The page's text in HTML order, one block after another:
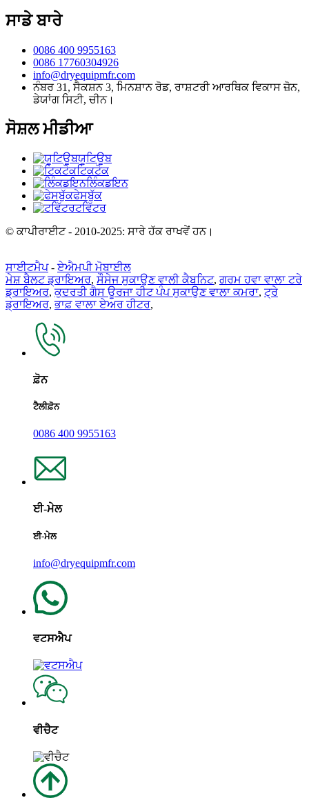
ਸਾਡੇ ਬਾਰੇ
0086 400 9955163
0086 17760304926
info@dryequipmfr.com
ਨੰਬਰ 31, ਸੈਕਸ਼ਨ 3, ਮਿਨਸ਼ਾਨ ਰੋਡ, ਰਾਸ਼ਟਰੀ ਆਰਥਿਕ ਵਿਕਾਸ ਜ਼ੋਨ,
ਡੇਯਾਂਗ ਸਿਟੀ, ਚੀਨ।
ਸੋਸ਼ਲ ਮੀਡੀਆ
ਯੂਟਿਊਬ
ਟਿਕਟੋਕ
ਲਿੰਕਡਇਨ
ਫੇਸਬੁੱਕ
ਟਵਿੱਟਰ
© ਕਾਪੀਰਾਈਟ - 2010-2025: ਸਾਰੇ ਹੱਕ ਰਾਖਵੇਂ ਹਨ।
ਸਾਈਟਮੈਪ-ਏਐਮਪੀ ਮੋਬਾਈਲ
ਮੇਸ਼ ਬੈਲਟ ਡ੍ਰਾਇਅਰ, ਸੌਸੇਜ ਸੁਕਾਉਣ ਵਾਲੀ ਕੈਬਨਿਟ, ਗਰਮ ਹਵਾ ਵਾਲਾ ਟਰੇ
ਡ੍ਰਾਇਅਰ,ਕੁਦਰਤੀ ਗੈਸ ਊਰਜਾ ਹੀਟ ਪੰਪ ਸੁਕਾਉਣ ਵਾਲਾ ਕਮਰਾ, ਟ੍ਰੇ
ਡ੍ਰਾਇਅਰ,ਭਾਫ਼ ਵਾਲਾ ਏਅਰ ਹੀਟਰ,
ਫ਼ੋਨ
ਟੈਲੀਫ਼ੋਨ
0086 400 9955163
ਈ-ਮੇਲ
ਈ-ਮੇਲ
info@dryequipmfr.com
ਵਟਸਐਪ
ਵੀਚੈਟ